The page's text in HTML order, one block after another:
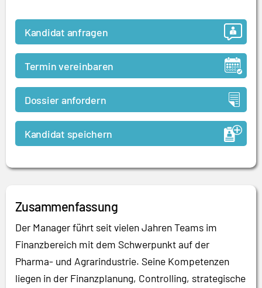
Kandidat anfragen
Termin vereinbaren
Dossier anfordern
Kandidat speichern
Zusammenfassung
Der Manager führt seit vielen Jahren Teams im
Finanzbereich mit dem Schwerpunkt auf der
Pharma- und Agrarindustrie. Seine Kompetenzen
liegen in der Finanzplanung, Controlling, strategische